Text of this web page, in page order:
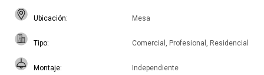
Ubicación Mesa
Tipo Comercial, Profesional, Residencial
Montaje Independiente